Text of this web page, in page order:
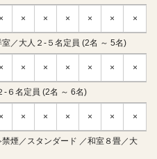
× × × × × × ×
大人２-５名定員 (2名 ～ 5名)
× × × × × × ×
６名定員 (2名 ～ 6名)
× × × × × × ×
煙／スタンダード ／和室８畳／大